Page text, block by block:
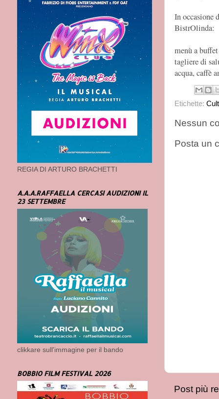
In occasione
BistrOlinda:
menù a
tagliere di
acqua, caffè
Etichette:
Nessun
Posta un
Post più
REGIA DI ARTURO BRACHETTI
A.A.A.RAFFAELLA CERCASI AUDIZIONI IL
23 SETTEMBRE
clikkare sull'immagine per il bando
BOBBIO FILM FESTIVAL 2026